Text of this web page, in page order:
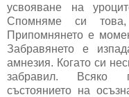
усвояване на
Спомняме си
Припомнянето е
Забравянето е
амнезия. Когато си
забравил. Всяко
състоянието на